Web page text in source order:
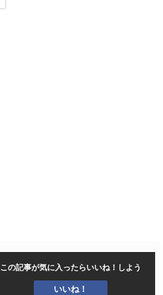
この記事が気に入ったらいいね！しよう
いいね！